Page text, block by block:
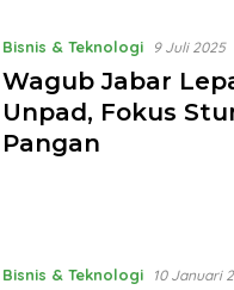
Bisnis & Teknologi 9 Juli 2025
Wagub Jabar
Unpad, Fokus
Pangan
Bisnis & Teknologi 10 Januari